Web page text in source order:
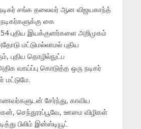
சங்க தலைவர் ஆன விஜயகாந்த்
கை
புதிய இயக்குனர்களை அறிமுகம்
மட்டுமல்லாமல் புதிய
புதிய தொழில்நுட்ப
வாய்ப்பு கொடுத்த ஒரு நடிகர்
சேர்ந்து, காவிய
செந்தூரப்பூவே, ஊமை விழிகள்
பிலிம் இன்ஸ்டியூட்